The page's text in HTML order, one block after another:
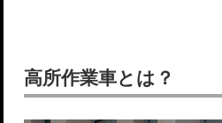
高所作業車とは？